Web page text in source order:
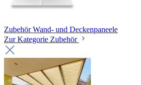
Zubehör Wand- und Deckenpaneele
Zur Kategorie Zubehör